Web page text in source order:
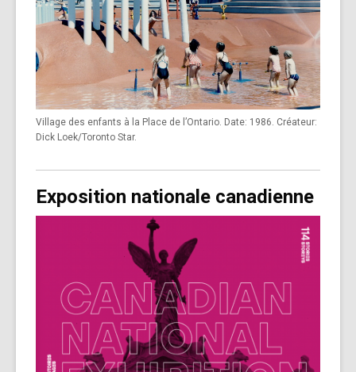
Village des enfants à la Place de l’Ontario. Date: 1986. Créateur:
Dick Loek/Toronto Star.
Exposition nationale canadienne